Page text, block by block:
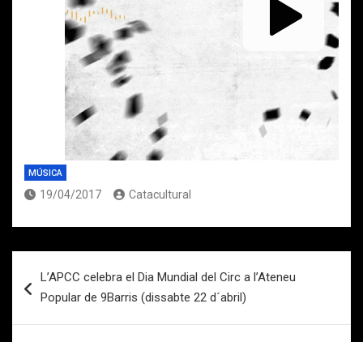
MÚSICA
19/04/2017 Catacultural
de
L’APCC celebra el Dia Mundial del Circ a l’Ateneu
Popular de 9Barris (dissabte 22 d´abril)